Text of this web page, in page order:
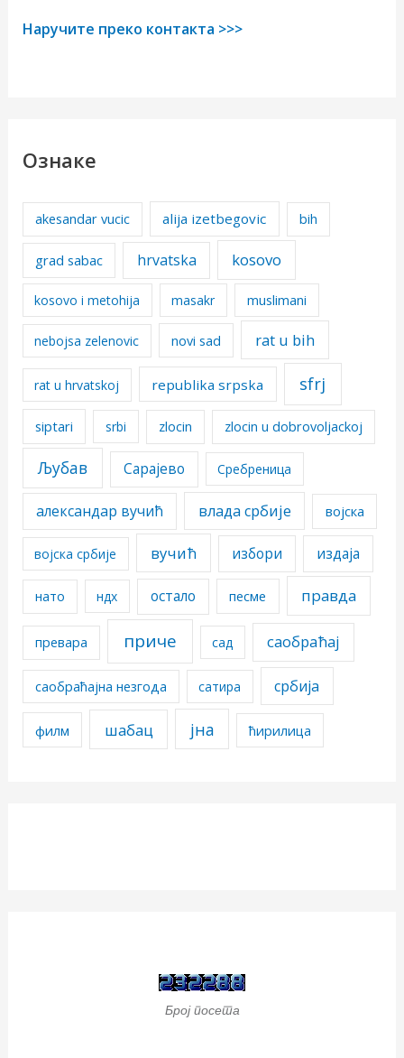
Наручите преко контакта >>>
Ознаке
akesandar vucic alija izetbegovic bih
grad sabac hrvatska kosovo
kosovo i metohija masakr muslimani
nebojsa zelenovic novi sad rat u bih
rat u hrvatskoj republika srpska sfrj
siptari srbi zlocin zlocin u dobrovoljackoj
Љубав Сарајево Сребреница
александар вучић влада србије војска
војска србије вучић избори издаја
нато ндх остало песме правда
превара приче сад саобраћај
саобраћајна незгода сатира србија
филм шабац јна ћирилица
Број посета